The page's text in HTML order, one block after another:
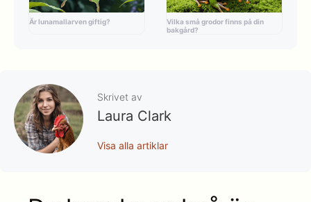
Är lunamallarven giftig?
Vilka små grodor finns på din
bakgård?
Skrivet av
Laura Clark
Visa alla artiklar